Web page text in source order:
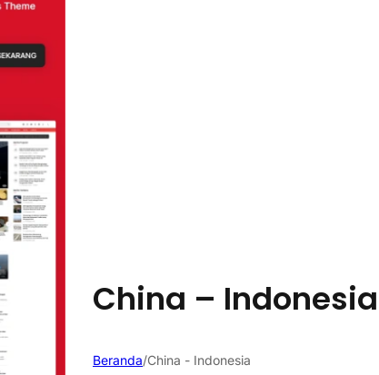
China – Indonesia
Beranda/China - Indonesia